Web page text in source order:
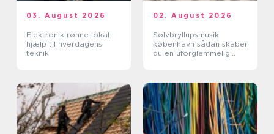
03. August 2026
Elektronik rønne lokal
hjælp til hverdagens
teknik
02. August 2026
Sølvbryllupsmusik
københavn sådan skaber
du en uforglemmelig